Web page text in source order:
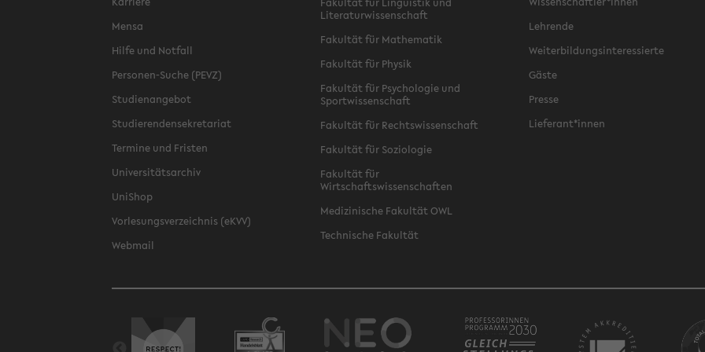
Mensa
Hilfe und Notfall
Personen-Suche (PEVZ)
Studienangebot
Studierendensekretariat
Termine und Fristen
Universitätsarchiv
UniShop
Vorlesungsverzeichnis (eKVV)
Webmail
Literaturwissenschaft
Fakultät für Mathematik
Fakultät für Physik
Fakultät für Psychologie und
Sportwissenschaft
Fakultät für Rechtswissenschaft
Fakultät für Soziologie
Fakultät für
Wirtschaftswissenschaften
Medizinische Fakultät OWL
Technische Fakultät
Lehrende
Weiterbildungsinteressierte
Gäste
Presse
Lieferant*innen